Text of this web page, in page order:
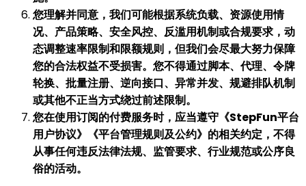
您理解并同意，我们可能根据系统负载、资源使用情
况、产品策略、安全风控、反滥用机制或合规要求，动
态调整速率限制和限额规则，但我们会尽最大努力保障
您的合法权益不受损害。您不得通过脚本、代理、令牌
轮换、批量注册、逆向接口、异常并发、规避排队机制
或其他不正当方式绕过前述限制。
您在使用订阅的付费服务时，应当遵守《StepFun平台
用户协议》《平台管理规则及公约》的相关约定，不得
从事任何违反法律法规、监管要求、行业规范或公序良
俗的活动。